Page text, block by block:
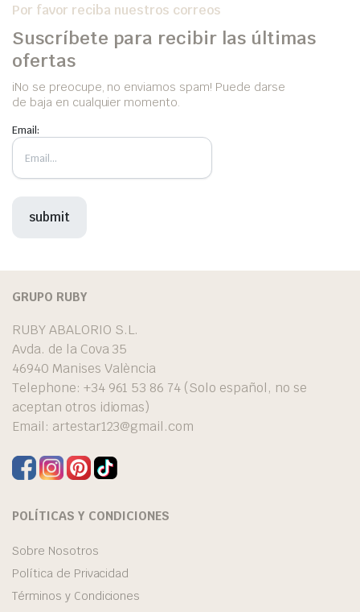
Por favor reciba nuestros correos
Suscríbete para recibir las últimas
ofertas
iNo se preocupe, no enviamos spam! Puede darse
de baja en cualquier momento.
Email:
GRUPO RUBY
RUBY ABALORIO S.L.
Avda. de la Cova 35
46940 Manises València
Telephone: +34 961 53 86 74 (Solo español, no se
aceptan otros idiomas)
Email: artestar123@gmail.com
POLÍTICAS Y CONDICIONES
Sobre Nosotros
Política de Privacidad
Términos y Condiciones